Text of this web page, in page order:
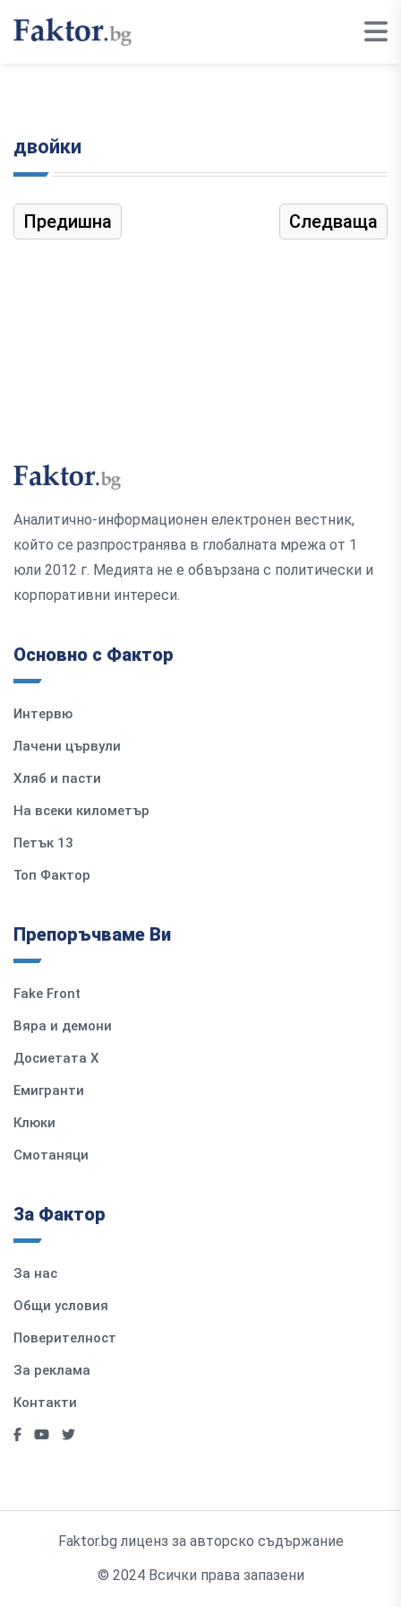
двойки
Предишна Следваща
Аналитично-информационен електронен вестник,
който се разпространява в глобалната мрежа от 1
юли 2012 г. Медията не е обвързана с политически и
корпоративни интереси.
Основно с Фактор
Интервю
Лачени цървули
Хляб и пасти
На всеки километър
Петък 13
Топ Фактор
Препоръчваме Ви
Fake Front
Вяра и демони
Досиетата Х
Емигранти
Клюки
Смотаняци
За Фактор
За нас
Общи условия
Поверителност
За реклама
Контакти
Faktor.bg лиценз за авторско съдържание
© 2024 Всички права запазени